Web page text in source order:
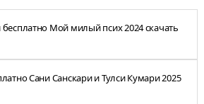
Мой милый псих 2024 скачать
Сани Санскари и Тулси Кумари 2025